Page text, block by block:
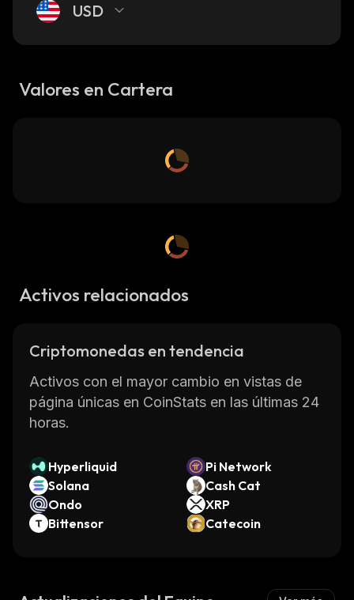
USD
Valores en Cartera
Activos relacionados
Criptomonedas en tendencia
Activos con el mayor cambio en vistas de
página únicas en CoinStats en las últimas 24
horas.
Hyperliquid
Pi Network
Solana
Cash Cat
Ondo
XRP
Bittensor
Catecoin